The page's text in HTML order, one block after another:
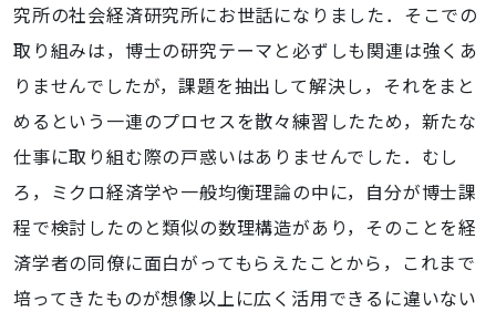
究所の社会経済研究所にお世話になりました．そこでの
取り組みは，博士の研究テーマと必ずしも関連は強くあ
りませんでしたが，課題を抽出して解決し，それをまと
めるという一連のプロセスを散々練習したため，新たな
仕事に取り組む際の戸惑いはありませんでした．むし
ろ，ミクロ経済学や一般均衡理論の中に，自分が博士課
程で検討したのと類似の数理構造があり，そのことを経
済学者の同僚に面白がってもらえたことから，これまで
培ってきたものが想像以上に広く活用できるに違いない